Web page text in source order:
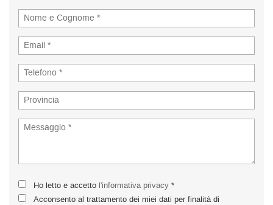
Ho letto e accetto l'informativa privacy *
Acconsento al trattamento dei miei dati per finalità di